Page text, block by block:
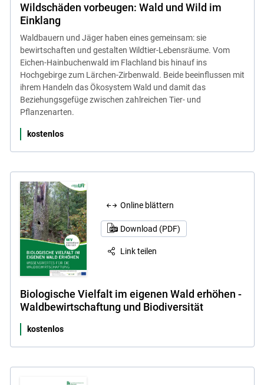
Wildschäden vorbeugen: Wald und Wild im
Einklang
Waldbauern und Jäger haben eines gemeinsam: sie
bewirtschaften und gestalten Wildtier-Lebensräume. Vom
Eichen-Hainbuchenwald im Flachland bis hinauf ins
Hochgebirge zum Lärchen-Zirbenwald. Beide beeinflussen mit
ihrem Handeln das Ökosystem Wald und damit das
Beziehungsgefüge zwischen zahlreichen Tier- und
Pflanzenarten.
kostenlos
Online blättern
Download (PDF)
Link teilen
Biologische Vielfalt im eigenen Wald erhöhen -
Waldbewirtschaftung und Biodiversität
kostenlos